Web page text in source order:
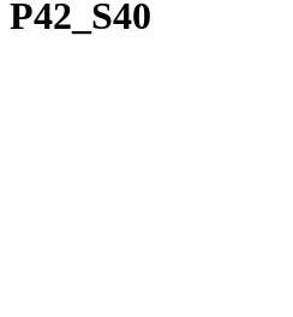
P42_S40